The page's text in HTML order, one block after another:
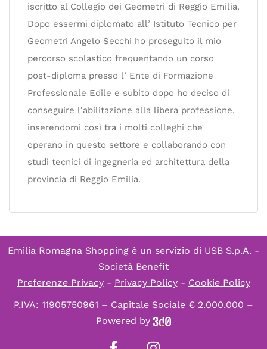
iscritto al Collegio dei Geometri di Reggio Emilia.
Dopo essermi diplomato all’ Istituto Tecnico per
Geometri Angelo Secchi ho proseguito il mio
percorso scolastico frequentando un corso
post-diploma presso l’ Ente di Formazione
Professionale Edile e subito dopo ho deciso di
conseguire l’abilitazione alla libera professione,
inserendomi così tra i molti colleghi che
operano in questo settore e collaborando con
studi tecnici di ingegneria ed architettura della
provincia di Reggio Emilia.
Emilia Romagna Shopping è un servizio di USB S.p.A. -
Società Benefit
Preferenze Privacy- Privacy Policy- Cookie Policy
P.IVA: 11905750961 – Capitale Sociale € 2.000.000 –
Powered by